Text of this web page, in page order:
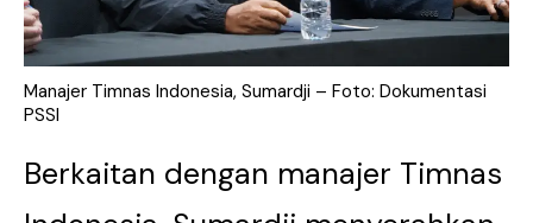
Manajer Timnas Indonesia, Sumardji – Foto: Dokumentasi
PSSI
Berkaitan dengan manajer Timnas